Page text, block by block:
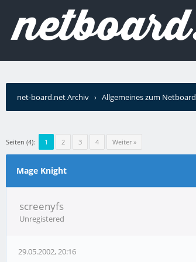
net-board.net Archiv › Allgemeines zum Netboard
Seiten (4): 1 2 3 4 Weiter »
Mage Knight
screenyfs
Unregistered
29.05.2002, 20:16